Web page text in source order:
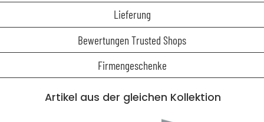
Lieferung
Bewertungen Trusted Shops
Firmengeschenke
Artikel aus der gleichen Kollektion